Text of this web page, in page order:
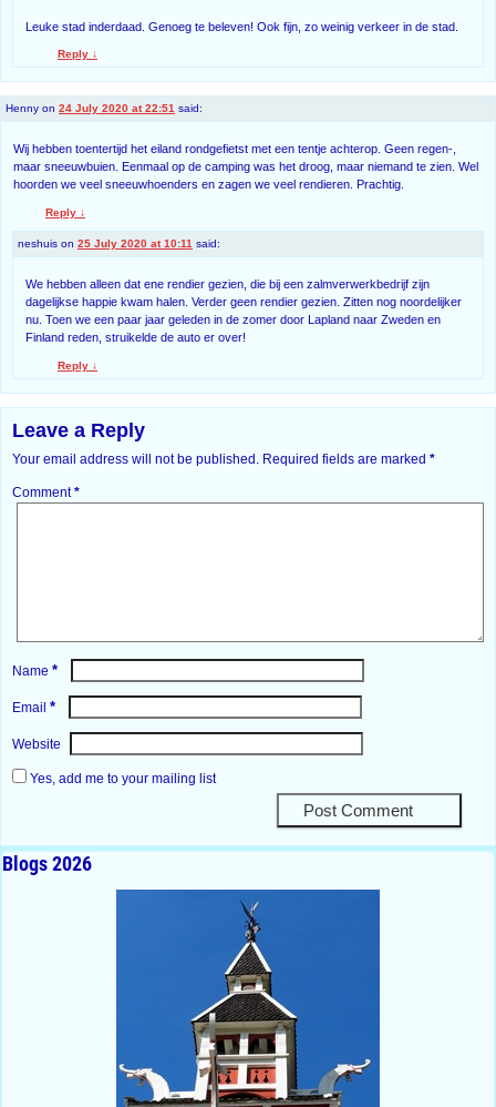
Leuke stad inderdaad. Genoeg te beleven! Ook fijn, zo weinig verkeer in de stad.
Reply ↓
Henny on 24 July 2020 at 22:51 said:
Wij hebben toentertijd het eiland rondgefietst met een tentje achterop. Geen regen-,
maar sneeuwbuien. Eenmaal op de camping was het droog, maar niemand te zien. Wel
hoorden we veel sneeuwhoenders en zagen we veel rendieren. Prachtig.
Reply ↓
neshuis on 25 July 2020 at 10:11 said:
We hebben alleen dat ene rendier gezien, die bij een zalmverwerkbedrijf zijn
dagelijkse happie kwam halen. Verder geen rendier gezien. Zitten nog noordelijker
nu. Toen we een paar jaar geleden in de zomer door Lapland naar Zweden en
Finland reden, struikelde de auto er over!
Reply ↓
Leave a Reply
Your email address will not be published. Required fields are marked *
Comment*
Name *
Email *
Website
Yes, add me to your mailing list
Blogs 2026